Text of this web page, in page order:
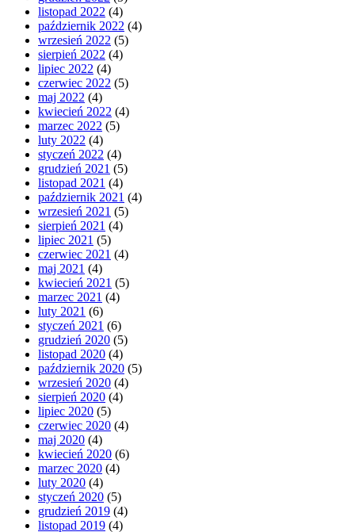
listopad 2022 (4)
październik 2022 (4)
wrzesień 2022 (5)
sierpień 2022 (4)
lipiec 2022 (4)
czerwiec 2022 (5)
maj 2022 (4)
kwiecień 2022 (4)
marzec 2022 (5)
luty 2022 (4)
styczeń 2022 (4)
grudzień 2021 (5)
listopad 2021 (4)
październik 2021 (4)
wrzesień 2021 (5)
sierpień 2021 (4)
lipiec 2021 (5)
czerwiec 2021 (4)
maj 2021 (4)
kwiecień 2021 (5)
marzec 2021 (4)
luty 2021 (6)
styczeń 2021 (6)
grudzień 2020 (5)
listopad 2020 (4)
październik 2020 (5)
wrzesień 2020 (4)
sierpień 2020 (4)
lipiec 2020 (5)
czerwiec 2020 (4)
maj 2020 (4)
kwiecień 2020 (6)
marzec 2020 (4)
luty 2020 (4)
styczeń 2020 (5)
grudzień 2019 (4)
listopad 2019 (4)